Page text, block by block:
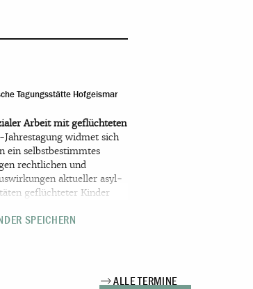
Tagungsstätte Hofgeismar
Arbeit mit geflüchteten
Jahrestagung widmet sich
ein selbstbestimmtes
rechtlichen und
aktueller asyl-
geflüchteter Kinder
zu stärken.
und zur gemeinsamen
SPEICHERN
ALLE TERMINE